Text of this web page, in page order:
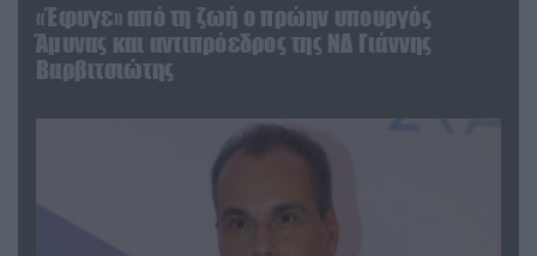
«Έφυγε» από τη ζωή ο πρώην υπουργός
Άμυνας και αντιπρόεδρος της ΝΔ Γιάννης
Βαρβιτσιώτης